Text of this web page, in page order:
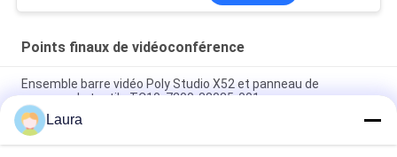
Points finaux de vidéoconférence
Ensemble barre vidéo Poly Studio X52 et panneau de
commande tactile TC10, 7200-88085-001
Poly G7500 avec kit de contrôleur Studio E70 et TC10
92L53AA#ABA
Laura